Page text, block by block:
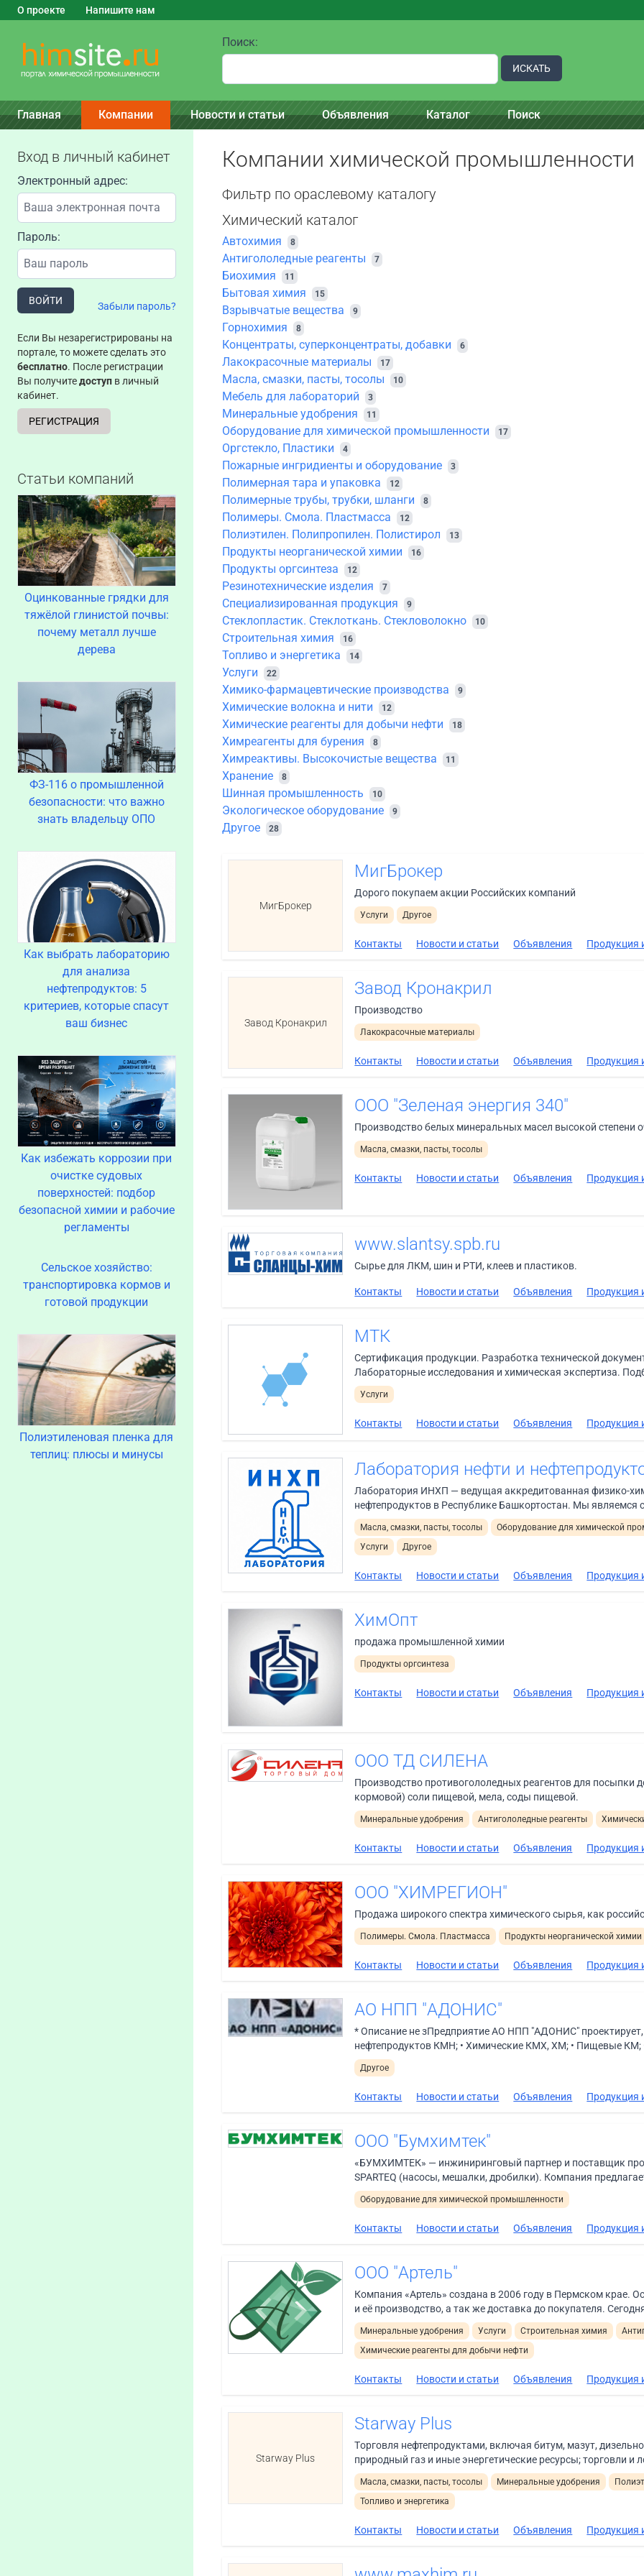
О проекте Напишите нам
Поиск:
ИСКАТЬ
Главная Компании Новости и статьи Объявления Каталог Поиск
Вход в личный кабинет
Электронный адрес:
Пароль:
ВОЙТИ Забыли пароль?
Если Вы незарегистрированы на
портале, то можете сделать это
бесплатно. После регистрации
Вы получитедоступ в личный
кабинет.
РЕГИСТРАЦИЯ
Статьи компаний
Оцинкованные грядки для
тяжёлой глинистой почвы:
почему металл лучше
дерева
ФЗ-116 о промышленной
безопасности: что важно
знать владельцу ОПО
Как выбрать лабораторию
для анализа
нефтепродуктов: 5
критериев, которые спасут
ваш бизнес
Как избежать коррозии при
очистке судовых
поверхностей: подбор
безопасной химии и рабочие
регламенты
Сельское хозяйство:
транспортировка кормов и
готовой продукции
Полиэтиленовая пленка для
теплиц: плюсы и минусы
Компании химической промышленности
Фильтр по ораслевому каталогу
Химический каталог
Автохимия 8
Антигололедные реагенты 7
Биохимия 11
Бытовая химия 15
Взрывчатые вещества 9
Горнохимия 8
Концентраты, суперконцентраты, добавки 6
Лакокрасочные материалы 17
Масла, смазки, пасты, тосолы 10
Мебель для лабораторий 3
Минеральные удобрения 11
Оборудование для химической промышленности 17
Оргстекло, Пластики 4
Пожарные ингридиенты и оборудование 3
Полимерная тара и упаковка 12
Полимерные трубы, трубки, шланги 8
Полимеры. Смола. Пластмасса 12
Полиэтилен. Полипропилен. Полистирол 13
Продукты неорганической химии 16
Продукты оргсинтеза 12
Резинотехнические изделия 7
Специализированная продукция 9
Стеклопластик. Стеклоткань. Стекловолокно 10
Строительная химия 16
Топливо и энергетика 14
Услуги 22
Химико-фармацевтические производства 9
Химические волокна и нити 12
Химические реагенты для добычи нефти 18
Химреагенты для бурения 8
Химреактивы. Высокочистые вещества 11
Хранение 8
Шинная промышленность 10
Экологическое оборудование 9
Другое 28
МигБрокер
МигБрокер
Дорого покупаем акции Российских компаний
Услуги Другое
Контакты Новости и статьи Объявления Продукция
Завод Кронакрил
Завод Кронакрил
Производство
Лакокрасочные материалы
Контакты Новости и статьи Объявления Продукция
ООО "Зеленая энергия 340"
Производство белых минеральных масел высокой степени
Масла, смазки, пасты, тосолы
Контакты Новости и статьи Объявления Продукция
www.slantsy.spb.ru
Сырье для ЛКМ, шин и РТИ, клеев и пластиков.
Контакты Новости и статьи Объявления Продукция
МТК
Сертификация продукции. Разработка технической
Лабораторные исследования и химическая экспертиза.
Услуги
Контакты Новости и статьи Объявления Продукция
Лаборатория нефти и
Лаборатория ИНХП — ведущая аккредитованная физико-
нефтепродуктов в Республике Башкортостан. Мы
Масла, смазки, пасты, тосолы Оборудование для химической
Услуги
Другое
Контакты Новости и статьи Объявления Продукция
ХимОпт
продажа промышленной химии
Продукты оргсинтеза
Контакты Новости и статьи Объявления Продукция
ООО ТД СИЛЕНА
Производство противогололедных реагентов для посыпки
кормовой) соли пищевой, мела, соды пищевой.
Минеральные удобрения Антигололедные реагенты
Контакты Новости и статьи Объявления Продукция
ООО "ХИМРЕГИОН"
Продажа широкого спектра химического сырья, как
Полимеры. Смола. Пластмасса Продукты неорганической химии
Контакты Новости и статьи Объявления Продукция
АО НПП "АДОНИС"
* Описание не зПредприятие АО НПП "АДОНИС"
нефтепродуктов КМН; • Химические КМХ, ХМ; • Пищевые КМ;
Другое
Контакты Новости и статьи Объявления Продукция
ООО "Бумхимтек"
«БУМХИМТЕК» — инжиниринговый партнер и поставщик
SPARTEQ (насосы, мешалки, дробилки). Компания
Оборудование для химической промышленности
Контакты Новости и статьи Объявления Продукция
ООО "Артель"
Компания «Артель» создана в 2006 году в Пермском крае.
и её производство, а так же доставка до покупателя.
Минеральные удобрения Услуги Строительная химия
Химические реагенты для добычи нефти
Контакты Новости и статьи Объявления Продукция
Starway Plus
Starway Plus
Tорговля нефтепродуктами, включая битум, мазут,
природный газ и иные энергетические ресурсы; торговли и
Масла, смазки, пасты, тосолы Минеральные удобрения
Топливо и энергетика
Контакты Новости и статьи Объявления Продукция